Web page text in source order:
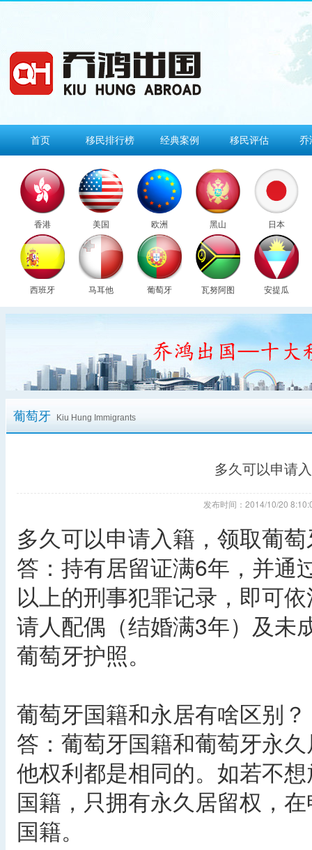
首页 移民排行榜 经典案例 移民评估 乔
香港 美国 欧洲 黑山 日本
西班牙 马耳他 葡萄牙 瓦努阿图 安提瓜
葡萄牙 Kiu Hung Immigrants
多久可以申请
发布时间：2014/10/20
多久可以申请入籍，领取葡
答：持有居留证满6年，并通
以上的刑事犯罪记录，即可
请人配偶（结婚满3年）及未
葡萄牙护照。
葡萄牙国籍和永居有啥区别？
答：葡萄牙国籍和葡萄牙永
他权利都是相同的。如若不
国籍，只拥有永久居留权，
国籍。